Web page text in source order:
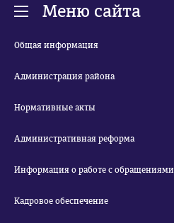
Меню сайта
Общая информация
Администрация района
Нормативные акты
Административная реформа
Информация о работе с обращениями
Кадровое обеспечение